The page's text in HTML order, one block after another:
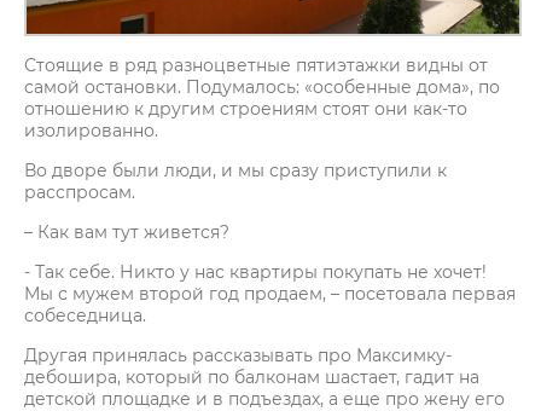
Стоящие в ряд разноцветные пятиэтажки видны от
самой остановки. Подумалось: «особенные дома», по
отношению к другим строениям стоят они как-то
изолированно.
Во дворе были люди, и мы сразу приступили к
расспросам.
– Как вам тут живется?
- Так себе. Никто у нас квартиры покупать не хочет!
Мы с мужем второй год продаем, – посетовала первая
собеседница.
Другая принялась рассказывать про Максимку-
дебошира, который по балконам шастает, гадит на
детской площадке и в подъездах, а еще про жену его